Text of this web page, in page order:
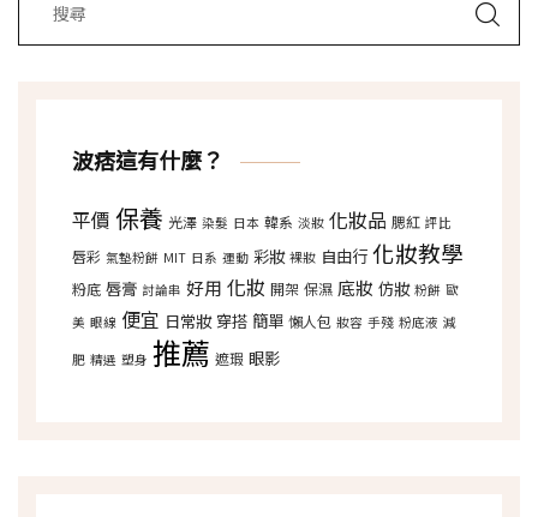
波痞這有什麼？
平價 保養 光澤 染髮 日本 韓系 淡妝 化妝品 腮紅 評比
唇彩 氣墊粉餅 MIT 日系 運動 彩妝 裸妝 自由行 化妝教學
粉底 唇膏 討論串 好用 化妝 開架 保濕 底妝 仿妝 粉餅 歐
美 眼線 便宜 日常妝 穿搭 簡單 懶人包 妝容 手殘 粉底液 減
肥 精選 塑身 推薦 遮瑕 眼影